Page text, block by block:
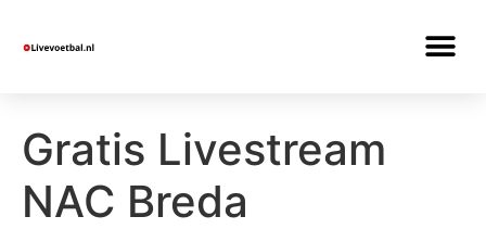
Gratis Livestream
NAC Breda